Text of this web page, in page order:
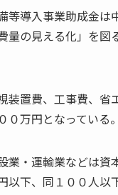
等導入事業助成金
量の見える化」を
装置費、工事費、
０万円となっている
業・運輸業などは
以下、同１００人